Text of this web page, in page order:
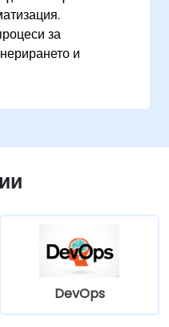
за
и
инструменти като
и
проблеми в
за
DevOps